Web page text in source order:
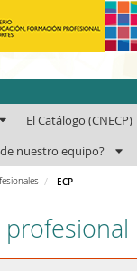
El Catálogo (CNECP)
nuestro equipo?
ECP
profesional